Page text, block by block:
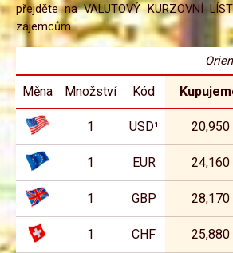
přejděte naVALUTOVÝ KURZOVNÍ
zájemcům.
Měna Množství Kód
1 USD¹ 20,950
1 EUR 24,160
1 GBP 28,170
1 CHF 25,880